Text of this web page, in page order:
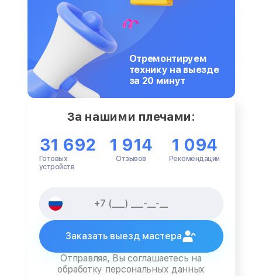
Отремонтируем
технику на выезде
за 20 минут
За нашими плечами:
31 692
Готовых
устройств
1 914
Отзывов
1 094
Рекомендации
Заказать выезд мастера
Отправляя, Вы соглашаетесь на
обработку персональных данных